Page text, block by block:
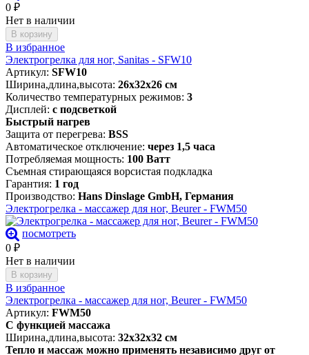
0 ₽
Нет в наличии
В корзину
В избранное
Электрогрелка для ног, Sanitas - SFW10
Артикул: SFW10
Ширина,длина,высота: 26х32х26 см
Количество температурных режимов: 3
Дисплей: с подсветкой
Быстрый нагрев
Защита от перегрева: BSS
Автоматическое отключение: через 1,5 часа
Потребляемая мощность: 100 Ватт
Съемная стирающаяся ворсистая подкладка
Гарантия: 1 год
Производство: Hans Dinslage GmbH, Германия
Электрогрелка - массажер для ног, Beurer - FWM50
посмотреть
0 ₽
Нет в наличии
В корзину
В избранное
Электрогрелка - массажер для ног, Beurer - FWM50
Артикул: FWM50
C функцией массажа
Ширина,длина,высота: 32х32х32 см
Тепло и массаж можно применять независимо друг от